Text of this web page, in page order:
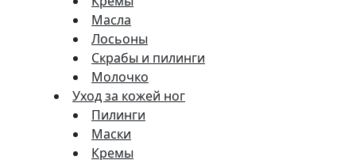
Масла
Лосьоны
Скрабы и пилинги
Молочко
Уход за кожей ног
Пилинги
Маски
Кремы